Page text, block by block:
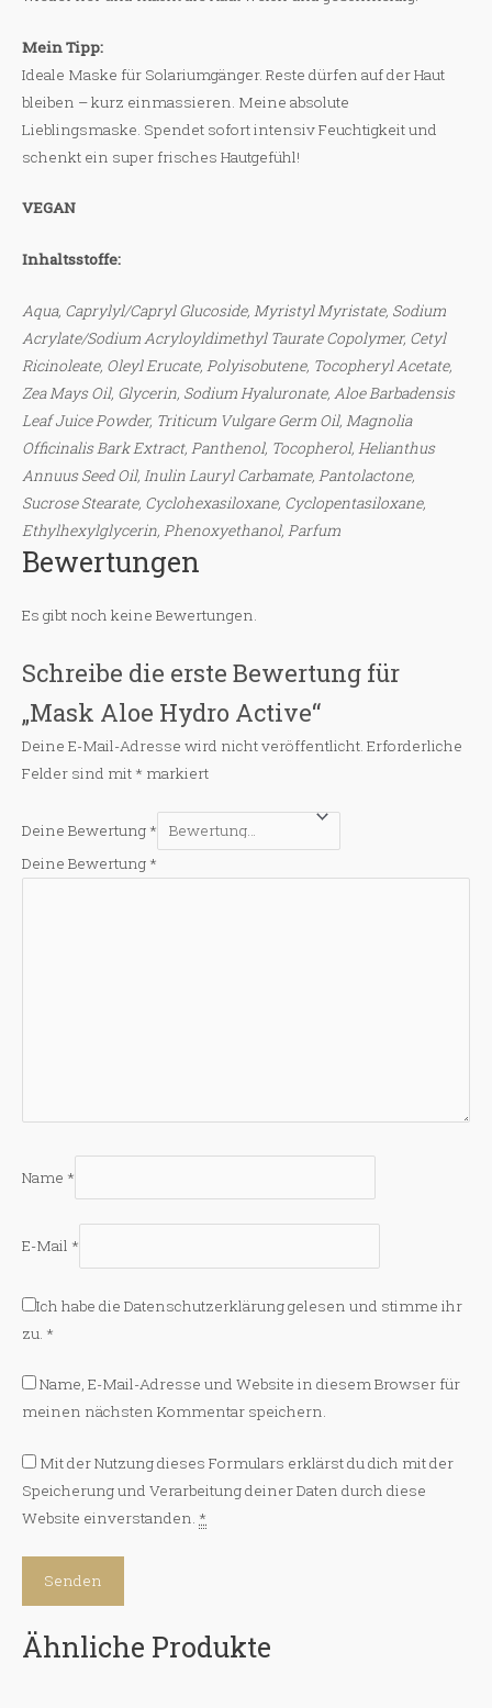
Mein Tipp:
Ideale Maske für Solariumgänger. Reste dürfen auf der Haut
bleiben – kurz einmassieren. Meine absolute
Lieblingsmaske. Spendet sofort intensiv Feuchtigkeit und
schenkt ein super frisches Hautgefühl!
VEGAN
Inhaltsstoffe:
Aqua, Caprylyl/Capryl Glucoside, Myristyl Myristate, Sodium
Acrylate/Sodium Acryloyldimethyl Taurate Copolymer, Cetyl
Ricinoleate, Oleyl Erucate, Polyisobutene, Tocopheryl Acetate,
Zea Mays Oil, Glycerin, Sodium Hyaluronate, Aloe Barbadensis
Leaf Juice Powder, Triticum Vulgare Germ Oil, Magnolia
Officinalis Bark Extract, Panthenol, Tocopherol, Helianthus
Annuus Seed Oil, Inulin Lauryl Carbamate, Pantolactone,
Sucrose Stearate, Cyclohexasiloxane, Cyclopentasiloxane,
Ethylhexylglycerin, Phenoxyethanol, Parfum
Bewertungen
Es gibt noch keine Bewertungen.
Schreibe die erste Bewertung für
„Mask Aloe Hydro Active“
Deine E-Mail-Adresse wird nicht veröffentlicht. Erforderliche
Felder sind mit * markiert
Deine Bewertung *
Deine Bewertung *
Name *
E-Mail *
Ich habe die Datenschutzerklärunggelesen und stimme ihr
zu. *
Name, E-Mail-Adresse und Website in diesem Browser für
meinen nächsten Kommentar speichern.
Mit der Nutzung dieses Formulars erklärst du dich mit der
Speicherung und Verarbeitung deiner Daten durch diese
Website einverstanden. *
Ähnliche Produkte